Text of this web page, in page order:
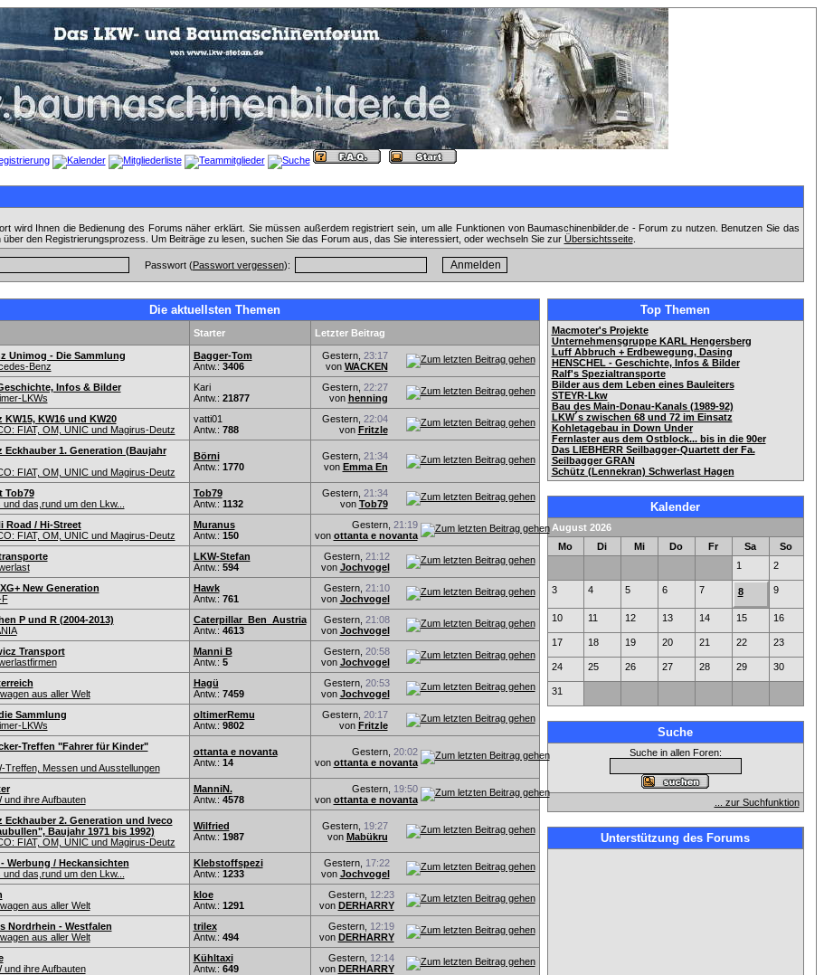
wird Ihnen die Bedienung des Forums näher erklärt. Sie müssen außerdem registriert sein, um alle Funktionen von Baumaschinenbilder.de - Forum zu nutzen. Benutzen Sie das
den Registrierungsprozess. Um Beiträge zu lesen, suchen Sie das Forum aus, das Sie interessiert, oder wechseln Sie zur Übersichtsseite.
Passwort (Passwort vergessen):
Die aktuellsten Themen
Starter Letzter Beitrag
Unimog - Die Sammlung
Benz
Bagger-Tom
Antw.: 3406
Gestern, 23:17
von WACKEN
Infos & Bilder
LKWs
Kari
Antw.: 21877
Gestern, 22:27
von henning
KW15, KW16 und KW20
FIAT, OM, UNIC und Magirus-Deutz
vatti01
Antw.: 788
Gestern, 22:04
von Fritzle
Eckhauber 1. Generation (Baujahr
FIAT, OM, UNIC und Magirus-Deutz
Börni
Antw.: 1770
Gestern, 21:34
von Emma En
Tob79
und das,rund um den Lkw...
Tob79
Antw.: 1132
Gestern, 21:34
von Tob79
Road / Hi-Street
FIAT, OM, UNIC und Magirus-Deutz
Muranus
Antw.: 150
Gestern, 21:19
von ottanta e novanta
LKW-Stefan
Antw.: 594
Gestern, 21:12
von Jochvogel
New Generation
F
Hawk
Antw.: 761
Gestern, 21:10
von Jochvogel
P und R (2004-2013)
Caterpillar_Ben_Austria
Antw.: 4613
Gestern, 21:08
von Jochvogel
Transport
Manni B
Antw.: 5
Gestern, 20:58
von Jochvogel
aus aller Welt
Hagü
Antw.: 7459
Gestern, 20:53
von Jochvogel
Sammlung
LKWs
oltimerRemu
Antw.: 9802
Gestern, 20:17
von Fritzle
Treffen "Fahrer für Kinder"
Treffen, Messen und Ausstellungen
ottanta e novanta
Antw.: 14
Gestern, 20:02
von ottanta e novanta
und ihre Aufbauten
ManniN.
Antw.: 4578
Gestern, 19:50
von ottanta e novanta
Eckhauber 2. Generation und Iveco
Baujahr 1971 bis 1992)
FIAT, OM, UNIC und Magirus-Deutz
Wilfried
Antw.: 1987
Gestern, 19:27
von Mabükru
Werbung / Heckansichten
und das,rund um den Lkw...
Klebstoffspezi
Antw.: 1233
Gestern, 17:22
von Jochvogel
aus aller Welt
kloe
Antw.: 1291
Gestern, 12:23
von DERHARRY
Nordrhein - Westfalen
aus aller Welt
trilex
Antw.: 494
Gestern, 12:19
von DERHARRY
und ihre Aufbauten
Kühltaxi
Antw.: 649
Gestern, 12:14
von DERHARRY
Top Themen
Macmoter's Projekte
Unternehmensgruppe KARL Hengersberg
Luff Abbruch + Erdbewegung, Dasing
HENSCHEL - Geschichte, Infos & Bilder
Ralf's Spezialtransporte
Bilder aus dem Leben eines Bauleiters
STEYR-Lkw
Bau des Main-Donau-Kanals (1989-92)
LKW´s zwischen 68 und 72 im Einsatz
Kohletagebau in Down Under
Fernlaster aus dem Ostblock... bis in die 90er
Das LIEBHERR Seilbagger-Quartett der Fa.
Seilbagger GRAN
Schütz (Lennekran) Schwerlast Hagen
Kalender
August 2026
Mo
Di Mi Do Fr Sa
So
1
2
3 4 5 6 7 8 9
10 11 12 13 14 15 16
17 18 19 20 21 22 23
24 25 26 27 28 29 30
31
Suche
Suche in allen Foren:
... zur Suchfunktion
Unterstützung des Forums